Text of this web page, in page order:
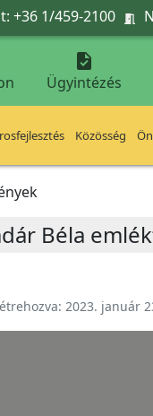
+36 1/459-2100 

Ügyintézés
Közösség
Béla
2023. január